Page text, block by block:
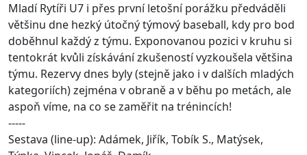
Mladí Rytíři U7 i přes první letošní porážku předváděli
většinu dne hezký útočný týmový baseball, kdy pro bod
doběhnul každý z týmu. Exponovanou pozici v kruhu si
tentokrát kvůli získávání zkušeností vyzkoušela většina
týmu. Rezervy dnes byly (stejně jako i v dalších mladých
kategoriích) zejména v obraně a v běhu po metách, ale
aspoň víme, na co se zaměřit na trénincích!
-----
Sestava (line-up): Adámek, Jiřík, Tobík S., Matýsek,